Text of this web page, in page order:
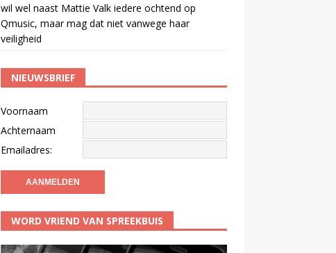
wil wel naast Mattie Valk iedere ochtend op
Qmusic, maar mag dat niet vanwege haar
veiligheid
NIEUWSBRIEF
Voornaam
Achternaam
Emailadres:
WORD VRIEND VAN SPREEKBUIS